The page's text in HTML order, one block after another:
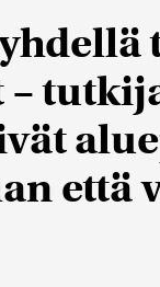
että